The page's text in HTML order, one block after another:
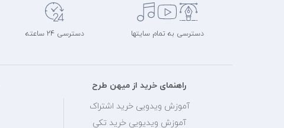
دسترسی به تمام سایتها دسترسی 24 ساعته
راهنمای خرید از میهن طرح
آموزش ویدویی خرید اشتراک
آموزش ویدیویی خرید تکی